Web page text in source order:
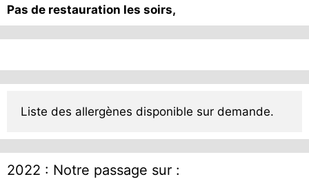
Pas de restauration les soirs,
Liste des allergènes disponible sur demande.
2022 : Notre passage sur :